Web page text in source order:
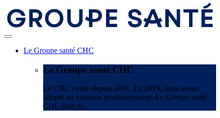
Le Groupe santé CHC
Le Groupe santé CHC
Le CHC existe depuis 2001. En 2019, nous avons
adopté un nouveau positionnement. Le Groupe santé
CHC était né.